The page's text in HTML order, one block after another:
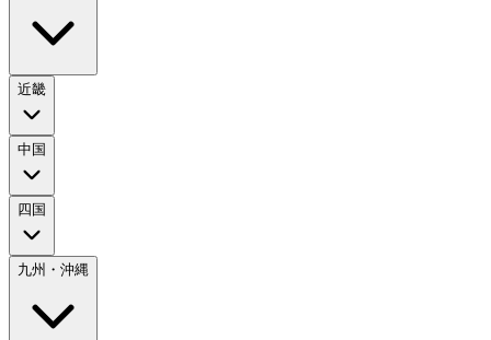
近畿
中国
四国
九州・沖縄